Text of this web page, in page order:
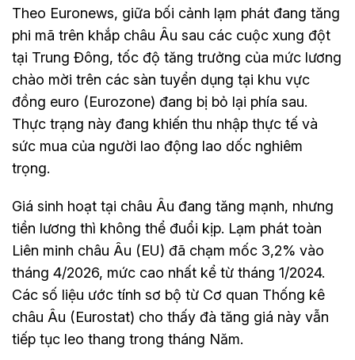
Theo Euronews, giữa bối cảnh lạm phát đang tăng
phi mã trên khắp châu Âu sau các cuộc xung đột
tại Trung Đông, tốc độ tăng trưởng của mức lương
chào mời trên các sàn tuyển dụng tại khu vực
đồng euro (Eurozone) đang bị bỏ lại phía sau.
Thực trạng này đang khiến thu nhập thực tế và
sức mua của người lao động lao dốc nghiêm
trọng.
Giá sinh hoạt tại châu Âu đang tăng mạnh, nhưng
tiền lương thì không thể đuổi kịp. Lạm phát toàn
Liên minh châu Âu (EU) đã chạm mốc 3,2% vào
tháng 4/2026, mức cao nhất kể từ tháng 1/2024.
Các số liệu ước tính sơ bộ từ Cơ quan Thống kê
châu Âu (Eurostat) cho thấy đà tăng giá này vẫn
tiếp tục leo thang trong tháng Năm.